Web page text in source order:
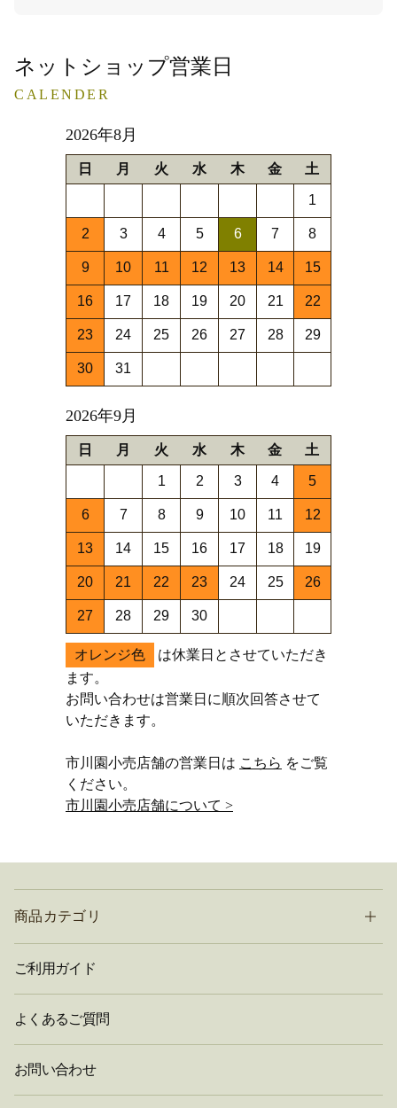
ネットショップ営業日
CALENDER
2026年8月
日 月 火 水 木 金 土
1
2 3 4 5 6 7 8
9 10 11 12 13 14 15
16 17 18 19 20 21 22
23 24 25 26 27 28 29
30 31
2026年9月
日 月 火 水 木 金 土
1 2 3 4 5
6 7 8 9 10 11 12
13 14 15 16 17 18 19
20 21 22 23 24 25 26
27 28 29 30
オレンジ色
は休業日とさせていただき
ます。
お問い合わせは営業日に順次回答させて
いただきます。
市川園小売店舗の営業日は こちら をご覧
ください。
市川園小売店舗について >
商品カテゴリ
ご利用ガイド
よくあるご質問
お問い合わせ